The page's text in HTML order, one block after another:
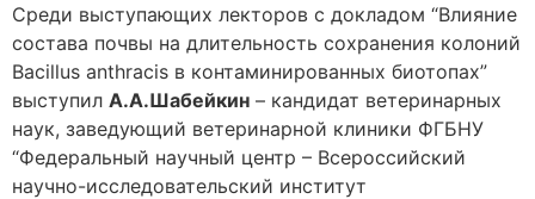
Среди выступающих лекторов с докладом “Влияние
состава почвы на длительность сохранения колоний
Bacillus anthracis в контаминированных биотопах”
выступил А.А.Шабейкин – кандидат ветеринарных
наук, заведующий ветеринарной клиники ФГБНУ
“Федеральный научный центр – Всероссийский
научно-исследовательский институт